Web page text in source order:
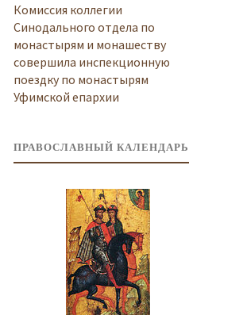
Комиссия коллегии
Синодального отдела по
монастырям и монашеству
совершила инспекционную
поездку по монастырям
Уфимской епархии
ПРАВОСЛАВНЫЙ КАЛЕНДАРЬ